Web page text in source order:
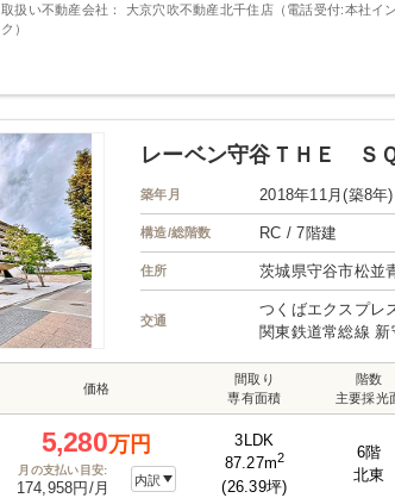
取扱い不動産会社： 大京穴吹不動産北千住店（電話受付:本社イ
ク）
レーベン守谷ＴＨＥ Ｓ
築年月 2018年11月(築8年)
構造/総階数 RC / 7階建
住所 茨城県守谷市松並
交通
つくばエクスプレ
関東鉄道常総線
価格
間取り
専有面積
階数
主要採光
5,280万円
月の支払い目安:
174,958円/月 内訳
3LDK
87.27m2
(26.39坪)
6階
北東